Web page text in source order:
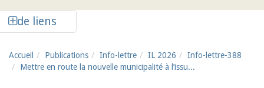
de liens
Accueil Publications Info-lettre IL 2026
Info-lettre-388
Mettre en route la nouvelle municipalité à l’issu...